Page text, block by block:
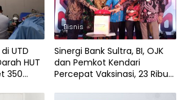
UTD
HUT
350
Bisnis
Sinergi Bank Sultra, BI, OJK
dan Pemkot Kendari
Percepat Vaksinasi, 23 Ribu